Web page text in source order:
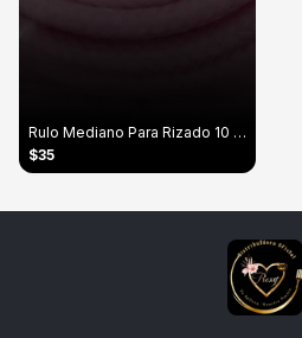
Rulo Mediano Para Rizado 10 Pares
$35